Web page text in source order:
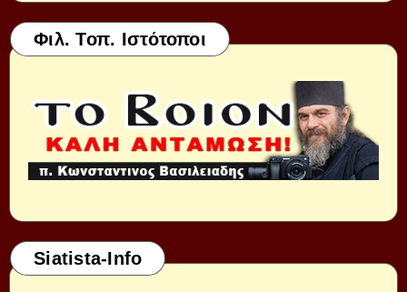
Φιλ. Τοπ. Ιστότοποι
Siatista-Info